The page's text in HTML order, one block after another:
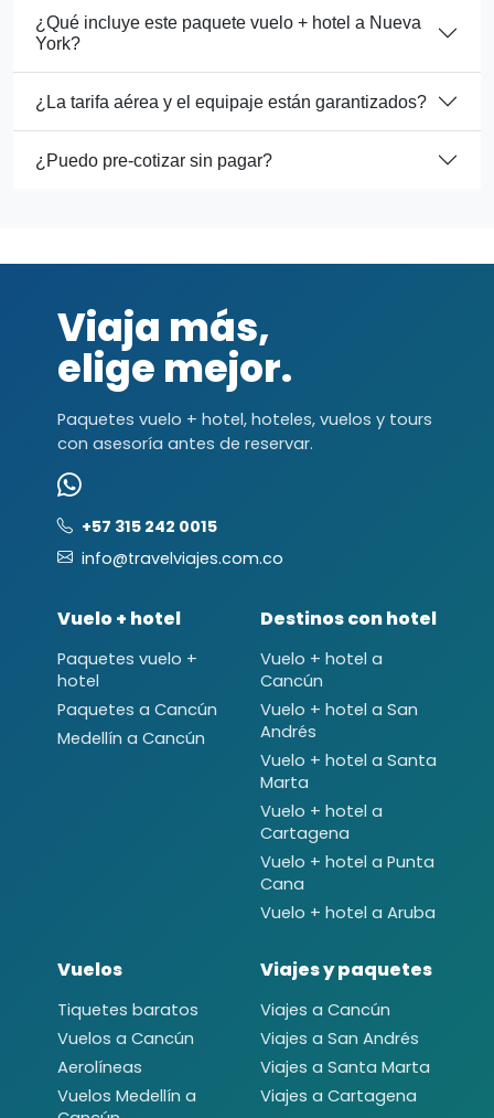
¿Qué incluye este paquete vuelo + hotel a Nueva
York?
¿La tarifa aérea y el equipaje están garantizados?
¿Puedo pre-cotizar sin pagar?
Viaja más,
elige mejor.
Paquetes vuelo + hotel, hoteles, vuelos y tours
con asesoría antes de reservar.
+57 315 242 0015
info@travelviajes.com.co
Vuelo + hotel
Paquetes vuelo +
hotel
Paquetes a Cancún
Medellín a Cancún
Destinos con hotel
Vuelo + hotel a
Cancún
Vuelo + hotel a San
Andrés
Vuelo + hotel a Santa
Marta
Vuelo + hotel a
Cartagena
Vuelo + hotel a Punta
Cana
Vuelo + hotel a Aruba
Vuelos
Tiquetes baratos
Vuelos a Cancún
Aerolíneas
Vuelos Medellín a
Viajes y paquetes
Viajes a Cancún
Viajes a San Andrés
Viajes a Santa Marta
Viajes a Cartagena